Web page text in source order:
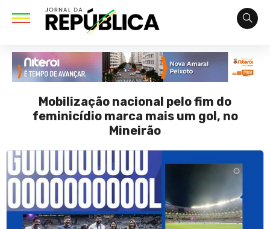
Mobilização nacional pelo fim do
feminicídio marca mais um gol, no
Mineirão